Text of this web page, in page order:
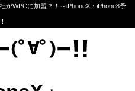
がWPCに加盟？！～iPhoneX・iPhone8予